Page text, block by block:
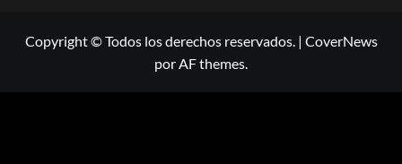
Copyright © Todos los derechos reservados. | CoverNews
por AF themes.